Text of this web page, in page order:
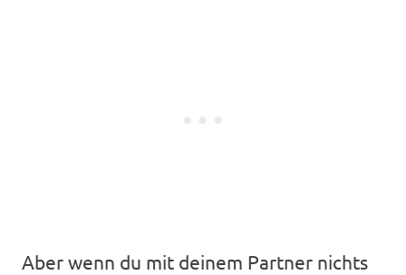
Aber wenn du mit deinem Partner nichts